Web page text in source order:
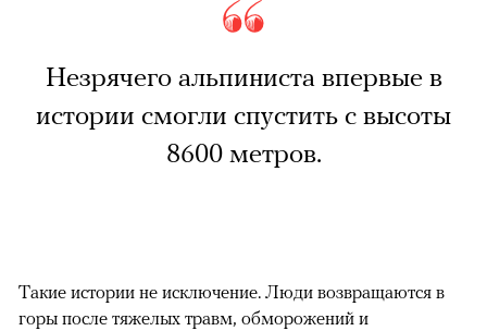
Незрячего альпиниста впервые в
истории смогли спустить с высоты
8600 метров.
Такие истории не исключение. Люди возвращаются в
горы после тяжелых травм, обморожений и